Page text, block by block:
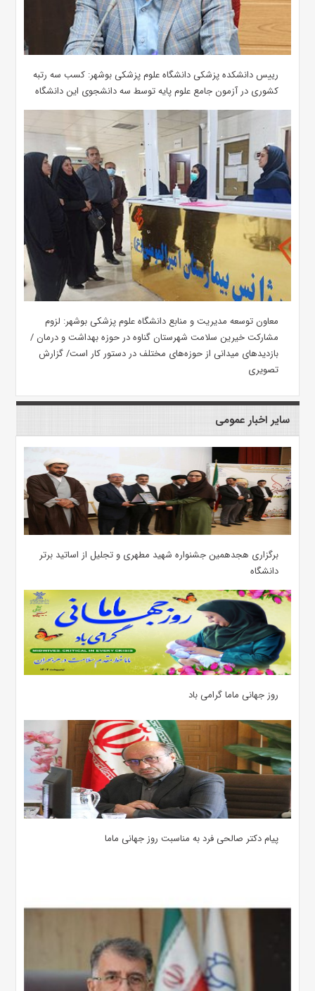
رییس دانشکده پزشکی دانشگاه علوم پزشکی بوشهر: کسب سه رتبه
کشوری در آزمون جامع علوم پایه توسط سه دانشجوی این دانشگاه
معاون توسعه مدیریت و منابع دانشگاه علوم پزشکی بوشهر: لزوم
مشارکت خیرین سلامت شهرستان گناوه در حوزه بهداشت و درمان /
بازدیدهای میدانی از حوزه‌های مختلف در دستور کار است/ گزارش
تصویری
سایر اخبار عمومی
برگزاری هجدهمین جشنواره شهید مطهری و تجلیل از اساتید برتر
دانشگاه
روز جهانی ماما گرامی باد
پیام دکتر صالحی فرد به مناسبت روز جهانی ماما